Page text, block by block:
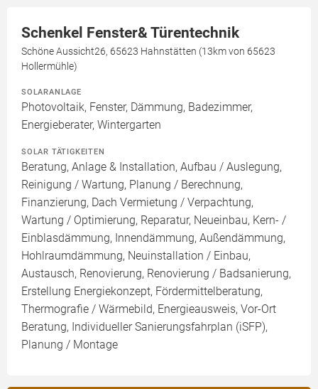
Schenkel Fenster& Türentechnik
Schöne Aussicht26, 65623 Hahnstätten (13km von 65623
Hollermühle)
SOLARANLAGE
Photovoltaik, Fenster, Dämmung, Badezimmer,
Energieberater, Wintergarten
SOLAR TÄTIGKEITEN
Beratung, Anlage & Installation, Aufbau / Auslegung,
Reinigung / Wartung, Planung / Berechnung,
Finanzierung, Dach Vermietung / Verpachtung,
Wartung / Optimierung, Reparatur, Neueinbau, Kern- /
Einblasdämmung, Innendämmung, Außendämmung,
Hohlraumdämmung, Neuinstallation / Einbau,
Austausch, Renovierung, Renovierung / Badsanierung,
Erstellung Energiekonzept, Fördermittelberatung,
Thermografie / Wärmebild, Energieausweis, Vor-Ort
Beratung, Individueller Sanierungsfahrplan (iSFP),
Planung / Montage